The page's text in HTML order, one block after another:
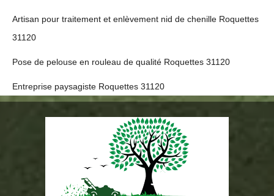
Artisan pour traitement et enlèvement nid de chenille Roquettes
31120
Pose de pelouse en rouleau de qualité Roquettes 31120
Entreprise paysagiste Roquettes 31120